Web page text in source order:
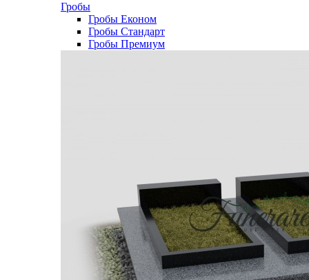
Гробы
Гробы Економ
Гробы Стандарт
Гробы Премиум